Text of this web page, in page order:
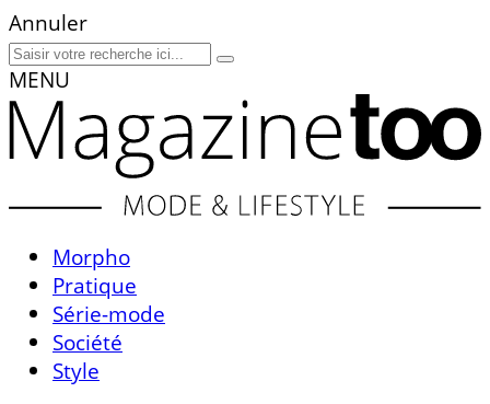
Annuler
MENU
Morpho
Pratique
Série-mode
Société
Style